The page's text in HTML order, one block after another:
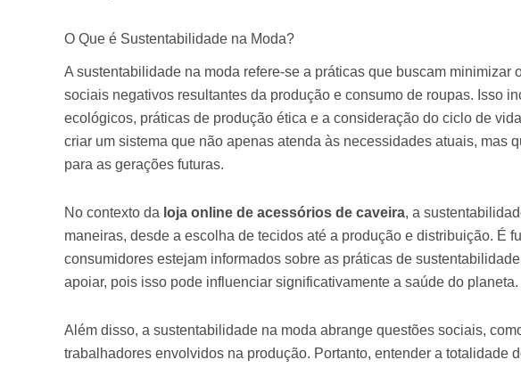
O Que é Sustentabilidade na Moda?
A sustentabilidade na moda refere-se a práticas que buscam minimizar
sociais negativos resultantes da produção e consumo de roupas. Isso
ecológicos, práticas de produção ética e a consideração do ciclo de
criar um sistema que não apenas atenda às necessidades atuais, mas
para as gerações futuras.
No contexto da loja online de acessórios de caveira, a
maneiras, desde a escolha de tecidos até a produção e distribuição. É
consumidores estejam informados sobre as práticas de
apoiar, pois isso pode influenciar significativamente a saúde do planeta.
Além disso, a sustentabilidade na moda abrange questões sociais,
trabalhadores envolvidos na produção. Portanto, entender a totalidade